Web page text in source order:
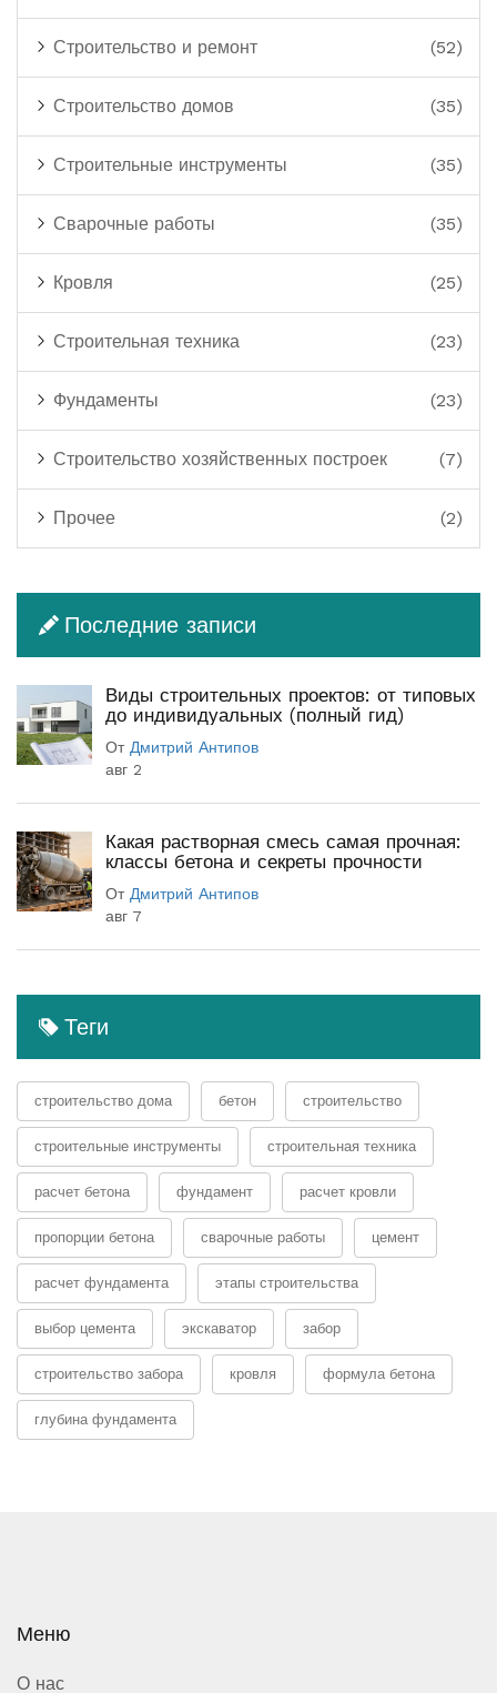
Строительство и ремонт (52)
Строительство домов (35)
Строительные инструменты (35)
Сварочные работы (35)
Кровля (25)
Строительная техника (23)
Фундаменты (23)
Строительство хозяйственных построек (7)
Прочее (2)
Последние записи
Виды строительных проектов: от типовых
до индивидуальных (полный гид)
От Дмитрий Антипов
авг 2
Какая растворная смесь самая прочная:
классы бетона и секреты прочности
От Дмитрий Антипов
авг 7
Теги
строительство дома бетон строительство
строительные инструменты строительная техника
расчет бетона фундамент расчет кровли
пропорции бетона сварочные работы цемент
расчет фундамента этапы строительства
выбор цемента экскаватор забор
строительство забора кровля формула бетона
глубина фундамента
Меню
О нас